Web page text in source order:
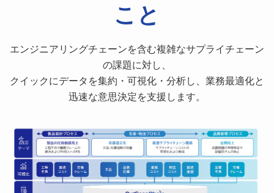
こと
エンジニアリングチェーンを含む複雑なサプライチェーン
の課題に対し、
クイックにデータを集約・可視化・分析し、業務最適化と
迅速な意思決定を支援します。